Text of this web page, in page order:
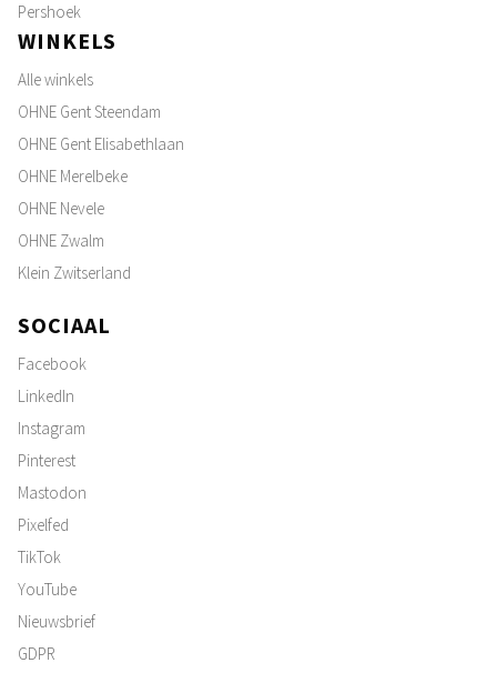
Pershoek
WINKELS
Alle winkels
OHNE Gent Steendam
OHNE Gent Elisabethlaan
OHNE Merelbeke
OHNE Nevele
OHNE Zwalm
Klein Zwitserland
SOCIAAL
Facebook
LinkedIn
Instagram
Pinterest
Mastodon
Pixelfed
TikTok
YouTube
Nieuwsbrief
GDPR